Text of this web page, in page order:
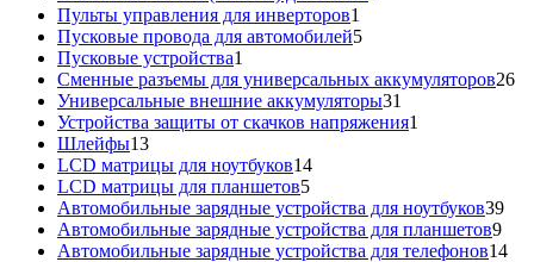
Пульты управления для инверторов1
товар
Пусковые провода для автомобилей55
Пусковые устройства1
товар
Сменные разъемы для универсальных аккумуляторов2626
Универсальные внешние аккумуляторы31
товар
Устройства защиты от скачков напряжения1
Шлейфы1313
товаров
LCD матрицы для ноутбуков1414
LCD матрицы для планшетов55
товаров
Автомобильные зарядные устройства для ноутбуков3939
Автомобильные зарядные устройства для планшетов99
Автомобильные зарядные устройства для телефонов1414